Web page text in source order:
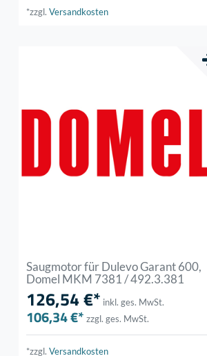
*zzgl.Versandkosten
Saugmotor für Dulevo Garant 600,
Domel MKM 7381 / 492.3.381
126,54 €* inkl. ges. MwSt.
106,34 €* zzgl. ges. MwSt.
*zzgl.Versandkosten